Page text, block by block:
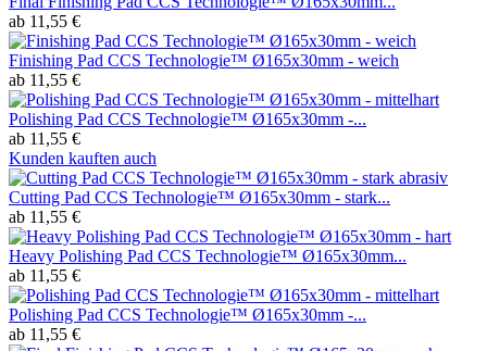
ab 11,55 €
Finishing Pad CCS Technologie™ Ø165x30mm - weich
ab 11,55 €
Polishing Pad CCS Technologie™ Ø165x30mm -...
ab 11,55 €
Kunden kauften auch
Cutting Pad CCS Technologie™ Ø165x30mm - stark...
ab 11,55 €
Heavy Polishing Pad CCS Technologie™ Ø165x30mm...
ab 11,55 €
Polishing Pad CCS Technologie™ Ø165x30mm -...
ab 11,55 €